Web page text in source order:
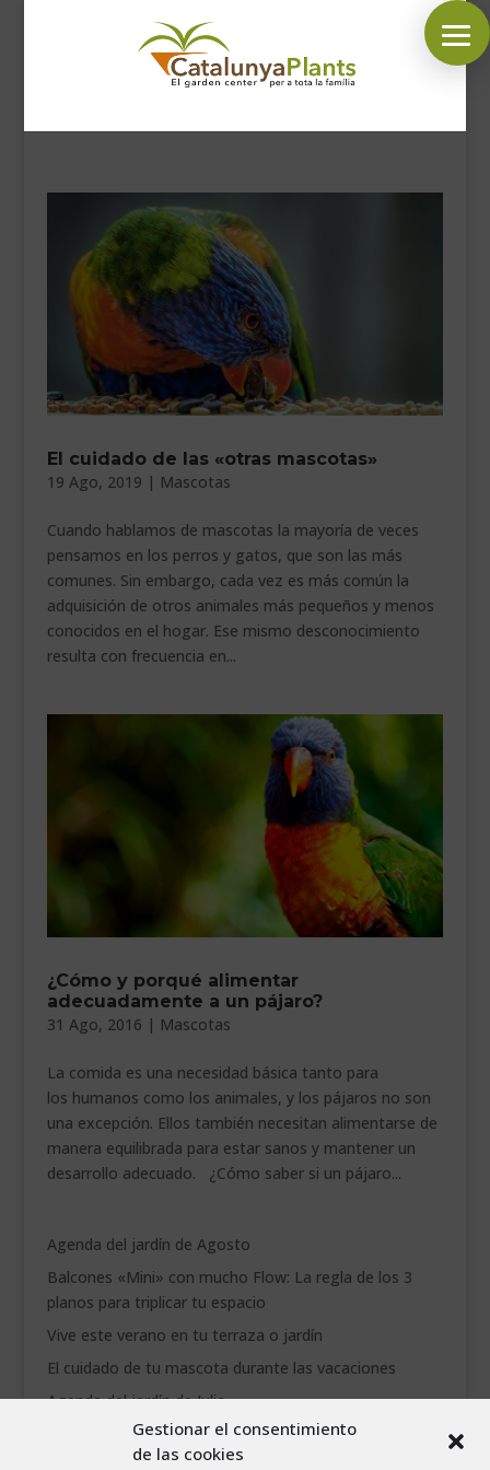
Gestionar el consentimiento
de las cookies
SÍGUENOS EN:
COMPLEMENTOS JARDÍN
DECORACIÓN
HORARIO GARDEN
BLOG
___________________________
VEURE EN CATALÀ
El cuidado de las «otras mascotas»
19 Ago, 2019 | Mascotas
Cuando hablamos de mascotas la mayoría de veces
pensamos en los perros y gatos, que son las más
comunes. Sin embargo, cada vez es más común la
adquisición de otros animales más pequeños y menos
conocidos en el hogar. Ese mismo desconocimiento
resulta con frecuencia en...
¿Cómo y porqué alimentar
adecuadamente a un pájaro?
31 Ago, 2016 | Mascotas
La comida es una necesidad básica tanto para
los humanos como los animales, y los pájaros no son
una excepción. Ellos también necesitan alimentarse de
manera equilibrada para estar sanos y mantener un
desarrollo adecuado. ¿Cómo saber si un pájaro...
Agenda del jardín de Agosto
Balcones «Mini» con mucho Flow: La regla de los 3
planos para triplicar tu espacio
Vive este verano en tu terraza o jardín
El cuidado de tu mascota durante las vacaciones
Agenda del jardín de Julio
agosto 2026